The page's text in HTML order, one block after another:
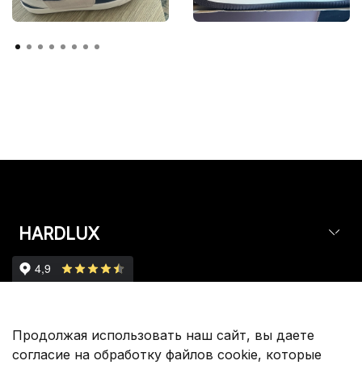
HARDLUX
Партнерам
Продолжая использовать наш сайт, вы даете
согласие на обработку файлов cookie, которые